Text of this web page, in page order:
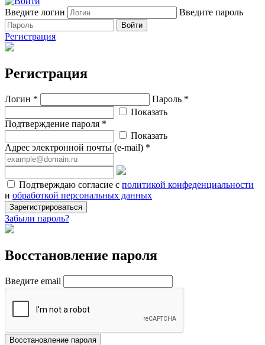
Введите логин Введите пароль
Войти
Регистрация
Регистрация
Логин *
Пароль *
Показать
Подтверждение пароля *
Показать
Адрес электронной почты (e-mail) *
Подтверждаю согласие с политикой конфеденциальности
и обработкой персональных данных
Зарегистрироваться
Забыли пароль?
Восстановление пароля
Введите email
Восстановление пароля